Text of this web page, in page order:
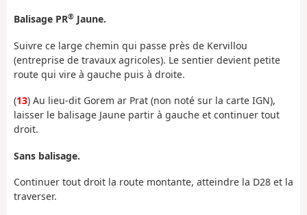
Balisage PR® Jaune.
Suivre ce large chemin qui passe près de Kervillou
(entreprise de travaux agricoles). Le sentier devient petite
route qui vire à gauche puis à droite.
(13) Au lieu-dit Gorem ar Prat (non noté sur la carte IGN),
laisser le balisage Jaune partir à gauche et continuer tout
droit.
Sans balisage.
Continuer tout droit la route montante, atteindre la D28 et la
traverser.